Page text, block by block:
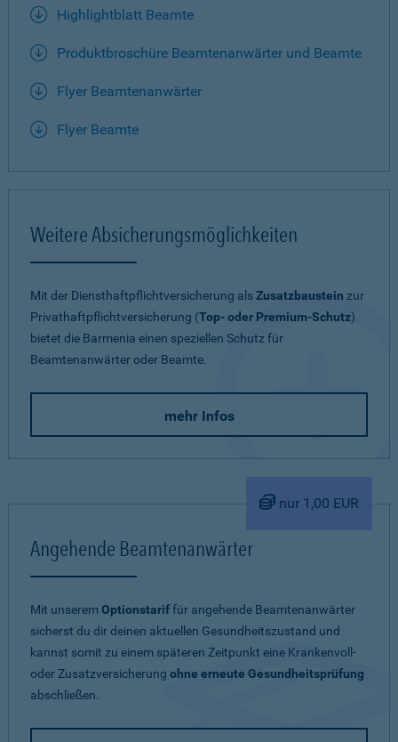
Highlightblatt Beamte
Produktbroschüre Beamtenanwärter und Beamte
Flyer Beamtenanwärter
Flyer Beamte
Weitere Absicherungsmöglichkeiten
Mit der Diensthaftpflichtversicherung alsZusatzbaustein zur
Privathaftpflichtversicherung (Top- oder Premium-Schutz)
bietet die Barmenia einen speziellen Schutz für
Beamtenanwärter oder Beamte.
mehr Infos
nur 1,00 EUR
Angehende Beamtenanwärter
Mit unseremOptionstariffür angehende Beamtenanwärter
sicherst du dir deinen aktuellen Gesundheitszustand und
kannst somit zu einem späteren Zeitpunkt eine Krankenvoll-
oder Zusatzversicherung ohne erneute Gesundheitsprüfung
abschließen.